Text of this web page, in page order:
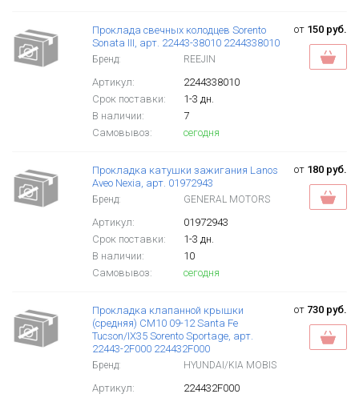
Проклада свечных колодцев Sorento
Sonata III, арт. 22443-38010 2244338010
Бренд: REEJIN
Артикул:
2244338010
Срок поставки:
1-3 дн.
В наличии:
7
Самовывоз:
сегодня
от 150 руб.
Прокладка катушки зажигания Lanos
Aveo Nexia, арт. 01972943
Бренд: GENERAL MOTORS
Артикул:
01972943
Срок поставки:
1-3 дн.
В наличии:
10
Самовывоз:
сегодня
от 180 руб.
Прокладка клапанной крышки
(средняя) CM10 09-12 Santa Fe
Tucson/IX35 Sorento Sportage, арт.
22443-2F000 224432F000
Бренд: HYUNDAI/KIA MOBIS
Артикул:
224432F000
от 730 руб.